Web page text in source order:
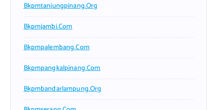
Bkpmtanjungpinang.org
Bkpmjambi.com
Bkpmpalembang.com
Bkpmpangkalpinang.com
Bkpmbandarlampung.org